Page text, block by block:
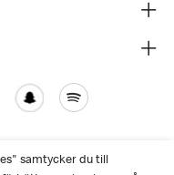
samtycker du till